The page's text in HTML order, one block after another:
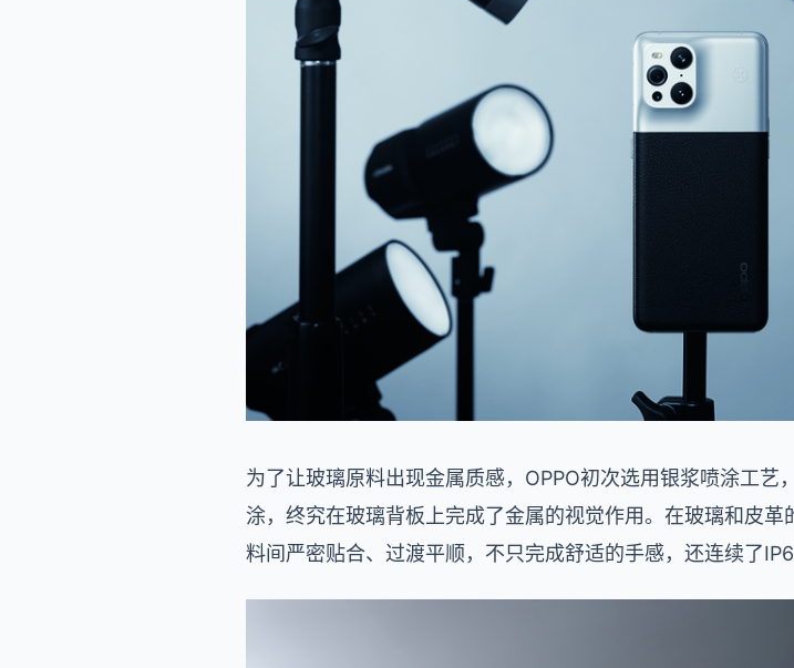
为了让玻璃原料出现金属质感，OPPO初次选用银浆喷涂工
涂，终究在玻璃背板上完成了金属的视觉作用。在玻璃和皮
料间严密贴合、过渡平顺，不只完成舒适的手感，还连续了